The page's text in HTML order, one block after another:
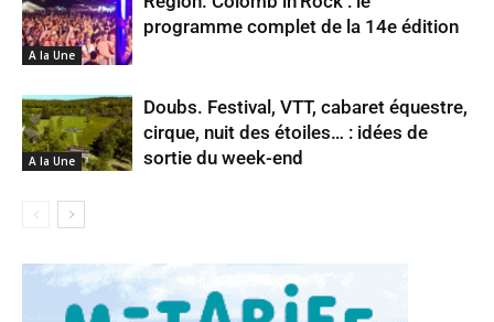
A la Une
programme complet de la 14e édition
A la Une
Doubs. Festival, VTT, cabaret équestre,
cirque, nuit des étoiles… : idées de
sortie du week-end